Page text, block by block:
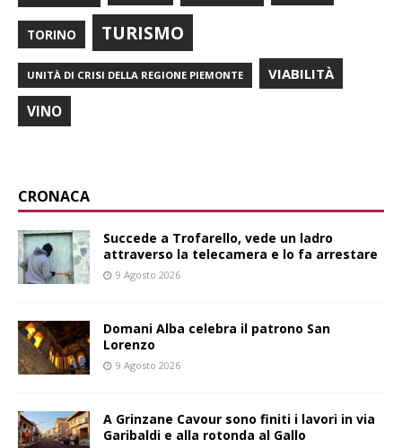
TORINO TURISMO
UNITÀ DI CRISI DELLA REGIONE PIEMONTE VIABILITÀ
VINO
CRONACA
Succede a Trofarello, vede un ladro
attraverso la telecamera e lo fa arrestare
9 Agosto 2026
Domani Alba celebra il patrono San
Lorenzo
9 Agosto 2026
A Grinzane Cavour sono finiti i lavori in via
Garibaldi e alla rotonda al Gallo